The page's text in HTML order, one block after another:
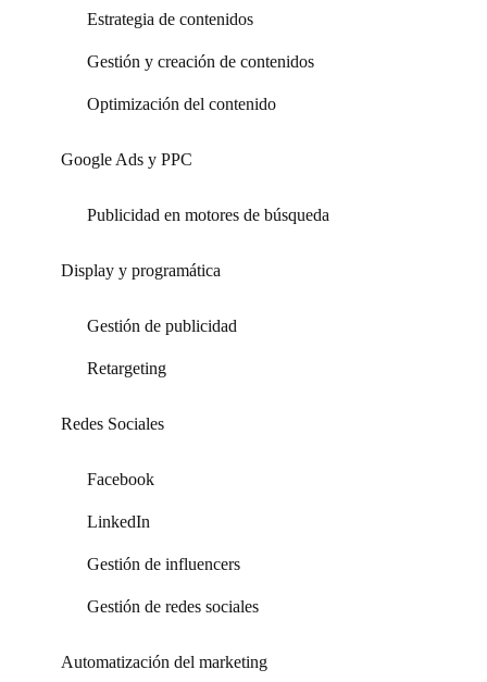
Estrategia de contenidos
Gestión y creación de contenidos
Optimización del contenido
Google Ads y PPC
Publicidad en motores de búsqueda
Display y programática
Gestión de publicidad
Retargeting
Redes Sociales
Facebook
LinkedIn
Gestión de influencers
Gestión de redes sociales
Automatización del marketing